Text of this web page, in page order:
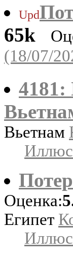
Upd
65k
(18/07/
Вьетнам
Оценка:
Египет